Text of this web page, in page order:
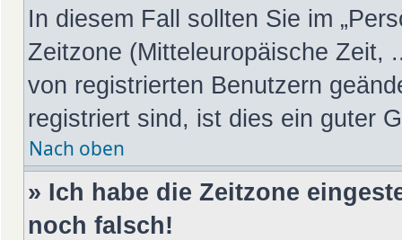
In diesem Fall sollten Sie im
Zeitzone (Mitteleuropäische Zeit,
von registrierten Benutzern
registriert sind, ist dies ein guter
Nach oben
» Ich habe die Zeitzone
noch falsch!